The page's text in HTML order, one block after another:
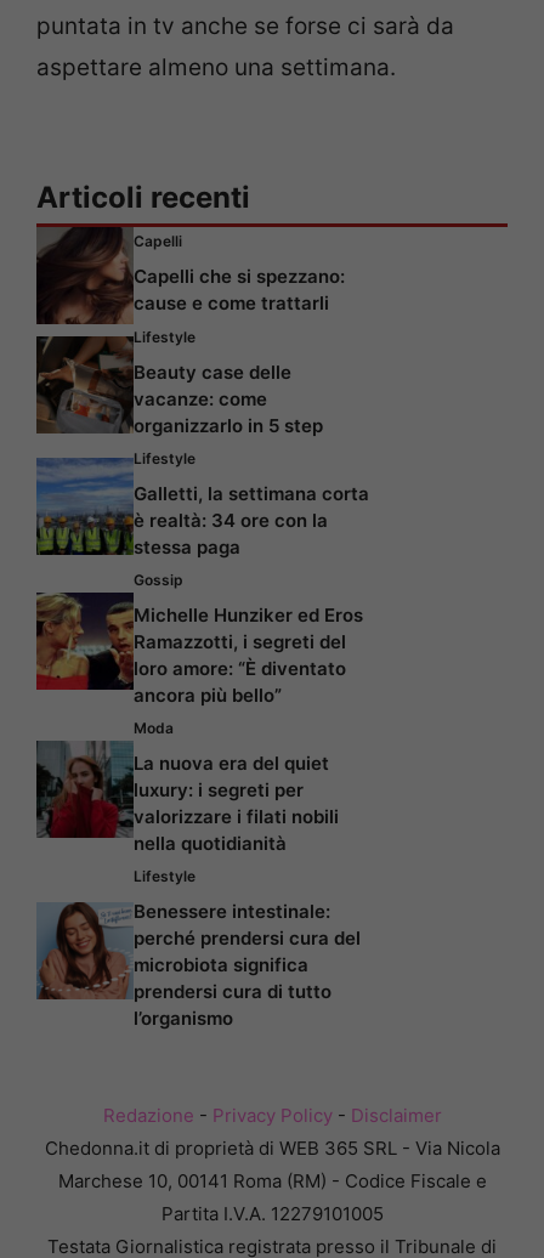
puntata in tv anche se forse ci sarà da
aspettare almeno una settimana.
Articoli recenti
Capelli
Capelli che si spezzano:
cause e come trattarli
Lifestyle
Beauty case delle
vacanze: come
organizzarlo in 5 step
Lifestyle
Galletti, la settimana corta
è realtà: 34 ore con la
stessa paga
Gossip
Michelle Hunziker ed Eros
Ramazzotti, i segreti del
loro amore: “È diventato
ancora più bello”
Moda
La nuova era del quiet
luxury: i segreti per
valorizzare i filati nobili
nella quotidianità
Lifestyle
Benessere intestinale:
perché prendersi cura del
microbiota significa
prendersi cura di tutto
l’organismo
Redazione - Privacy Policy- Disclaimer
Chedonna.it di proprietà di WEB 365 SRL - Via Nicola
Marchese 10, 00141 Roma (RM) - Codice Fiscale e
Partita I.V.A. 12279101005
Testata Giornalistica registrata presso il Tribunale di